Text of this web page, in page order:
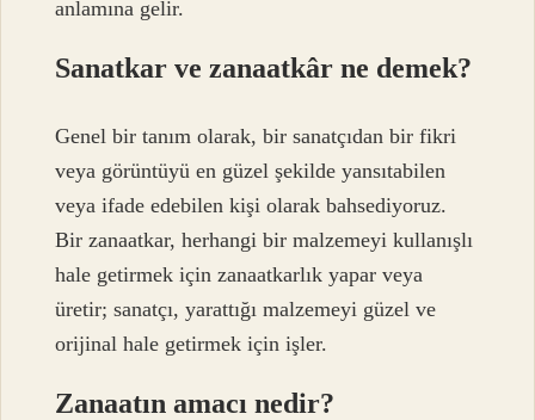
anlamına gelir.
Sanatkar ve zanaatkâr ne demek?
Genel bir tanım olarak, bir sanatçıdan bir fikri
veya görüntüyü en güzel şekilde yansıtabilen
veya ifade edebilen kişi olarak bahsediyoruz.
Bir zanaatkar, herhangi bir malzemeyi kullanışlı
hale getirmek için zanaatkarlık yapar veya
üretir; sanatçı, yarattığı malzemeyi güzel ve
orijinal hale getirmek için işler.
Zanaatın amacı nedir?